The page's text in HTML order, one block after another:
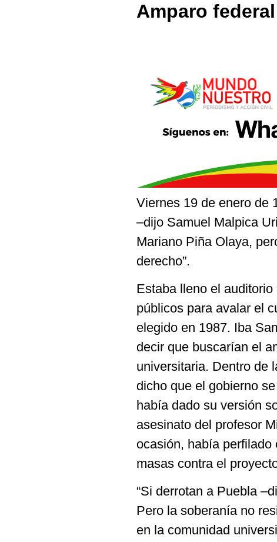
Amparo
Viernes 19 de enero de
–dijo Samuel Malpica
Mariano Piña Olaya,
derecho”.
Estaba lleno el
públicos para avalar el
elegido en 1987. Iba
decir que buscarían el
universitaria. Dentro de
dicho que el gobierno
había dado su versión
asesinato del profesor
ocasión, había
masas contra el
“Si derrotan a Puebla
Pero la soberanía no
en la comunidad